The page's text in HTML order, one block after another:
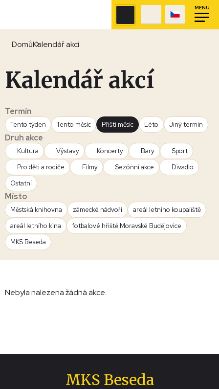
MENU
DomůKalendář akcí
Kalendář akcí
Termín
Tento týden Tento měsíc Příští měsíc Léto Jiný termín
Druh akce
Kultura Výstavy Koncerty Bary
Sport
Pro děti a rodiče
Filmy Sezónní akce
Divadlo
Ostatní
Místo
Městská knihovna zámecké nádvoří
areál letního koupaliště
areál letního kina
fotbalové hřiště Moravské Budějovice
MKS Beseda
Nebyla nalezena žádná akce.
MKS Beseda